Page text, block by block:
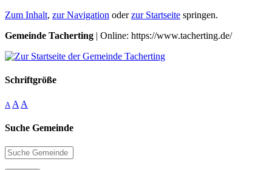
Zum Inhalt, zur Navigation oderzur Startseite springen.
Gemeinde Tacherting | Online: https://www.tacherting.de/
Schriftgröße
A A A
Suche Gemeinde